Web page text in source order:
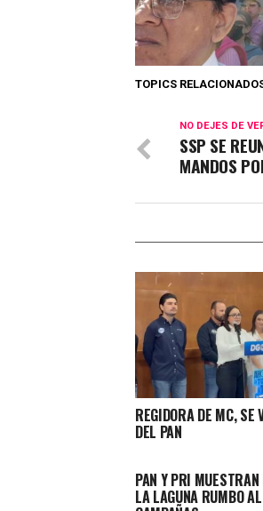
TOPICS
NO DEJES DE
SSP SE
MANDOS
REGIDORA DE MC, SE
DEL PAN
PAN Y PRI MUESTRAN
LA LAGUNA RUMBO